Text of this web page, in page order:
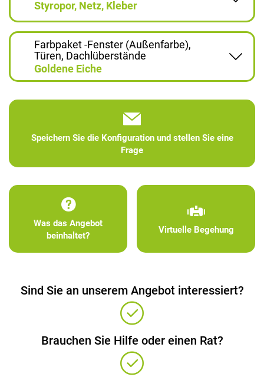
Styropor, Netz, Kleber
Farbpaket -Fenster (Außenfarbe),
Türen, Dachlüberstände
Goldene Eiche
Speichern Sie die Konfiguration und stellen Sie eine
Frage
Was das Angebot
beinhaltet?
Virtuelle Begehung
Sind Sie an unserem Angebot interessiert?
Brauchen Sie Hilfe oder einen Rat?